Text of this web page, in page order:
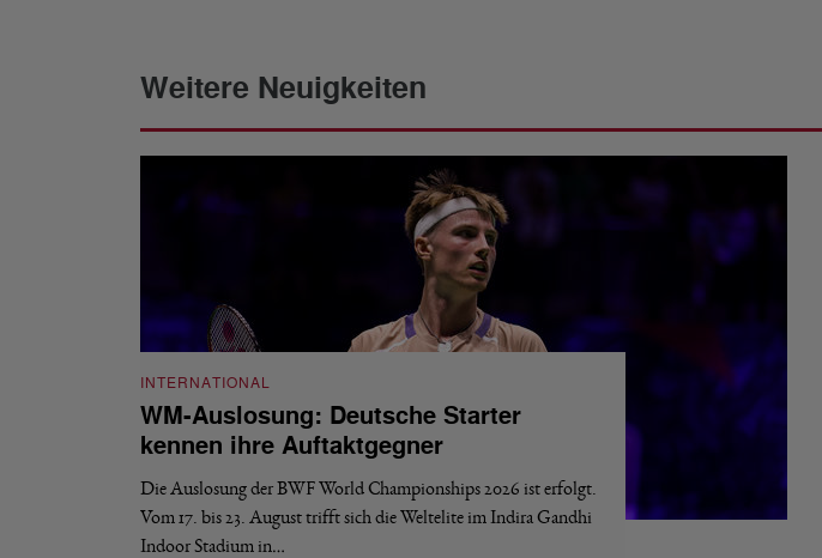
Weitere Neuigkeiten
INTERNATIONAL
WM-Auslosung: Deutsche Starter
kennen ihre Auftaktgegner
Die Auslosung der BWF World Championships 2026 ist erfolgt.
Vom 17. bis 23. August trifft sich die Weltelite im Indira Gandhi
Indoor Stadium in…